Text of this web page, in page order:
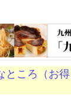
ところ（お